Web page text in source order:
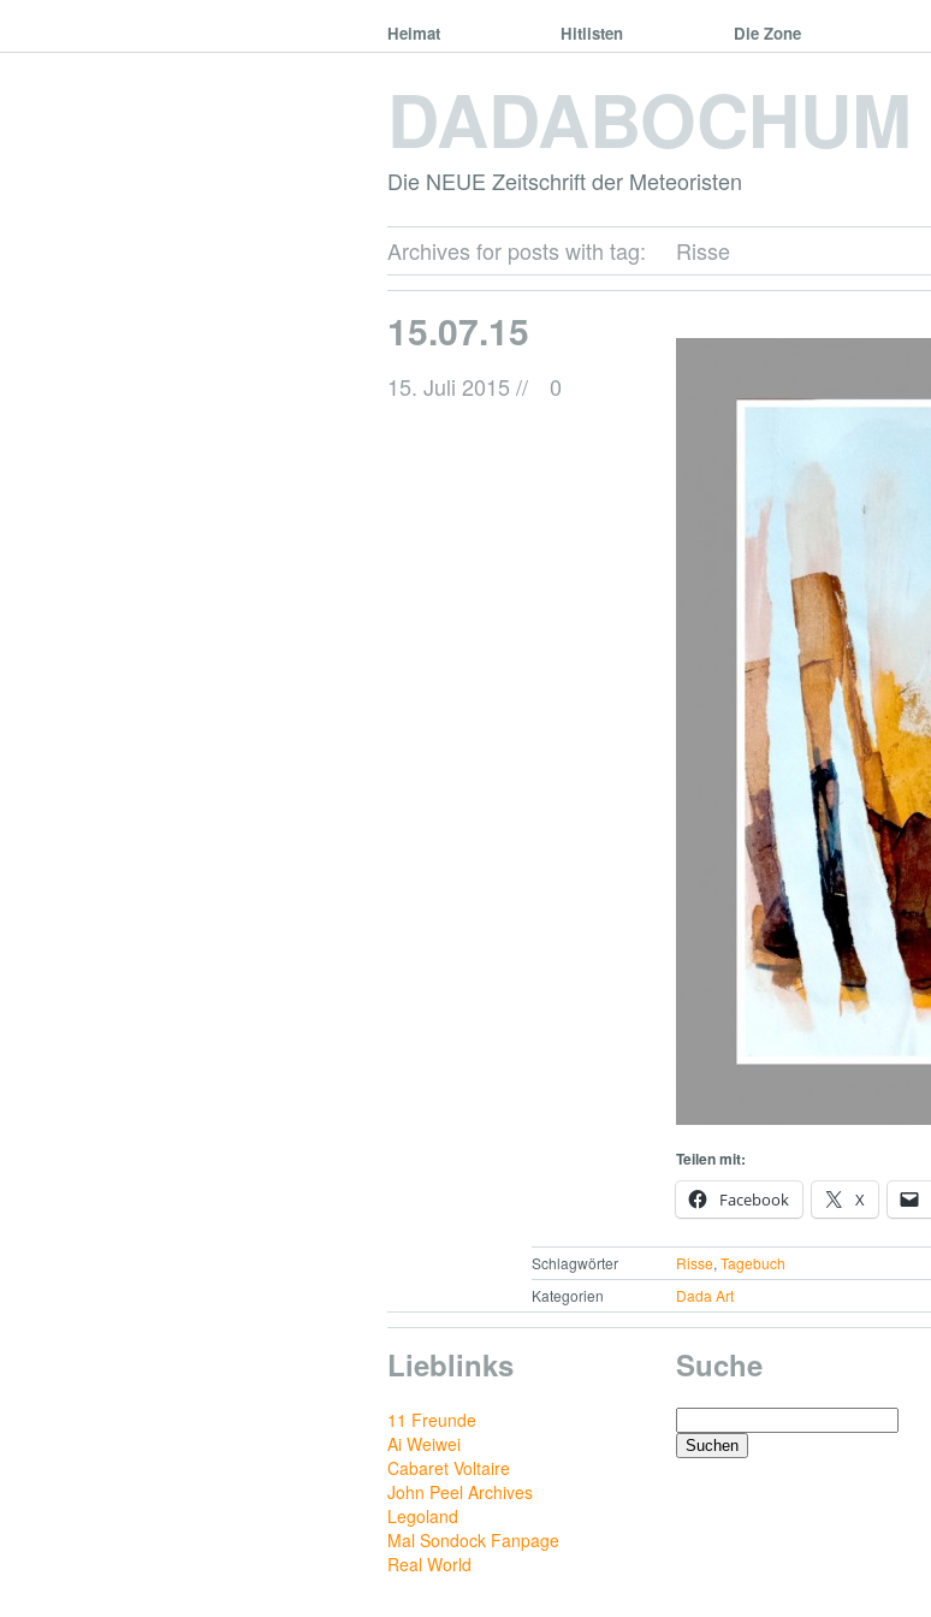
Heimat Hitlisten Die Zone
DADABOCHUM
Die NEUE Zeitschrift der Meteoristen
Archives for posts with tag: Risse
15.07.15
15. Juli 2015 // 0
Teilen mit:
Facebook
X
Schlagwörter Risse,Tagebuch
Kategorien
Dada Art
Lieblinks
11 Freunde
Ai Weiwei
Cabaret Voltaire
John Peel Archives
Legoland
Mal Sondock Fanpage
Real World
Suche
Suchen
nach: